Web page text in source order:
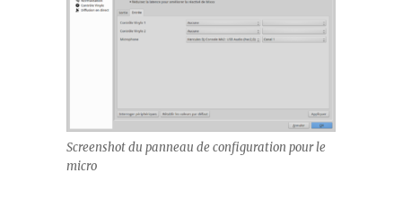
Screenshot du panneau de configuration pour le
micro